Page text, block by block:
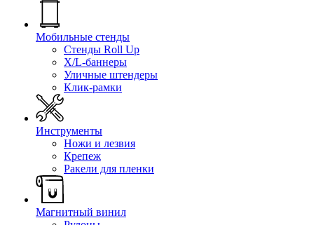
Мобильные стенды
Стенды Roll Up
X/L-баннеры
Уличные штендеры
Клик-рамки
Инструменты
Ножи и лезвия
Крепеж
Ракели для пленки
Магнитный винил